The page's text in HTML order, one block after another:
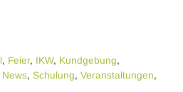
, Feier, IKW, Kundgebung,
News, Schulung,Veranstaltungen,